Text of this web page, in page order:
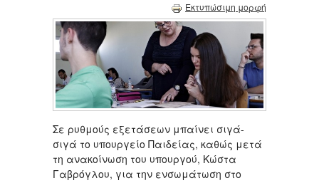
Εκτυπώσιμη μορφή
Σε ρυθμούς εξετάσεων μπαίνει σιγά-
σιγά το υπουργείο Παιδείας, καθώς μετά
τη ανακοίνωση του υπουργού, Κώστα
Γαβρόγλου, για την ενσωμάτωση στο